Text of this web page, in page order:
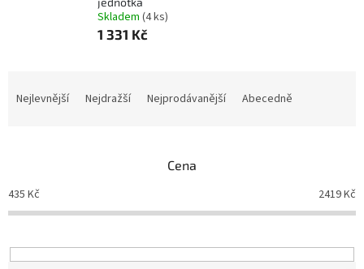
Skladem (4 ks)
1 331 Kč
p
r
o
u
Nejlevnější Nejdražší Nejprodávanější Abecedně
Cena
435 Kč 2419Kč